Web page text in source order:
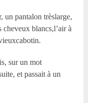
un pantalon trèslarge,
blancs,l’air à
sur un mot
et passait à un